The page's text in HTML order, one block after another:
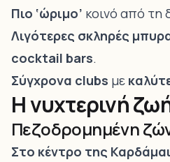
Πιο ‘ώριμο’ κοινό από τη
Λιγότερες σκληρές
cocktail bars.
Σύγχρονα clubs με
Η νυχτερινή
Πεζοδρομημένη
Στο κέντρο της